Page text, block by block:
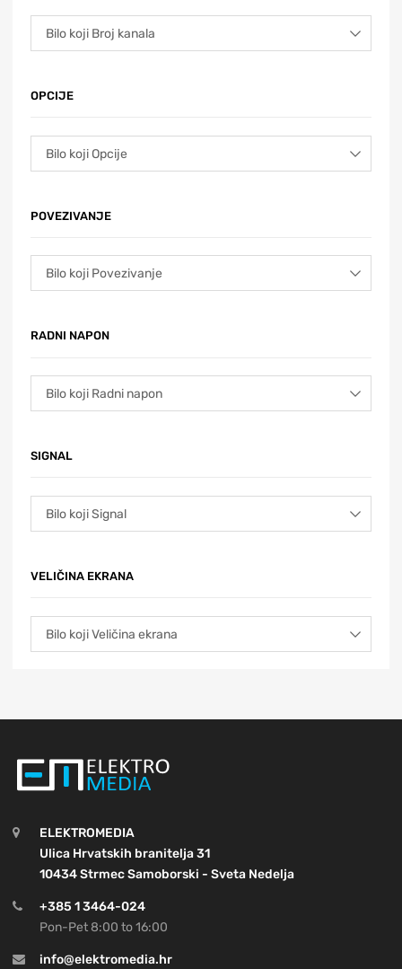
OPCIJE
POVEZIVANJE
RADNI NAPON
SIGNAL
VELIČINA EKRANA
ELEKTROMEDIA
Ulica Hrvatskih branitelja 31
10434 Strmec Samoborski - Sveta Nedelja
+385 1 3464-024
Pon-Pet 8:00 to 16:00
info@elektromedia.hr